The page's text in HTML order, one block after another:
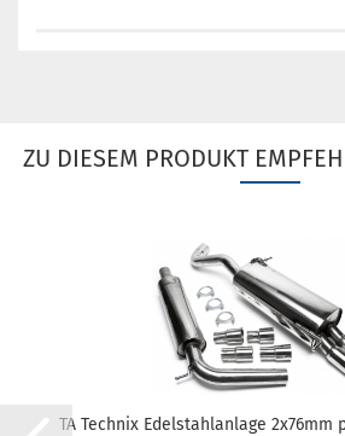
ZU DIESEM PRODUKT
TA Tech­nix Edel­stahl­an­la­ge 2x76mm